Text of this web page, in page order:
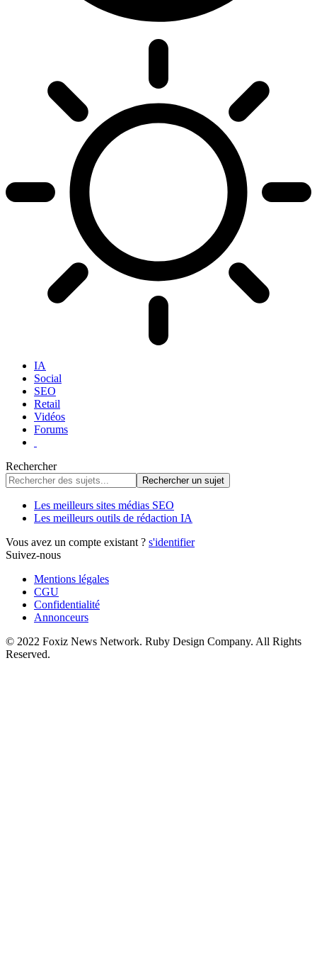
IA
Social
SEO
Retail
Vidéos
Forums
Rechercher
Les meilleurs sites médias SEO
Les meilleurs outils de rédaction IA
Vous avez un compte existant ? s'identifier
Suivez-nous
Mentions légales
CGU
Confidentialité
Annonceurs
© 2022 Foxiz News Network. Ruby Design Company. All Rights
Reserved.